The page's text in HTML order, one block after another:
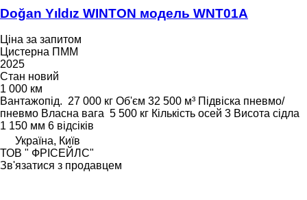
Doğan Yıldız WINTON модель WNT01A
Ціна за запитом
Цистерна ПММ
2025
Стан новий
1 000 км
Вантажопід. 27 000 кг Об'єм 32 500 м³ Підвіска пневмо/
пневмо Власна вага 5 500 кг Кількість осей 3 Висота сідла
1 150 мм 6 відсіків
Україна, Київ
ТОВ " ФРІСЕЙЛС"
Зв'язатися з продавцем